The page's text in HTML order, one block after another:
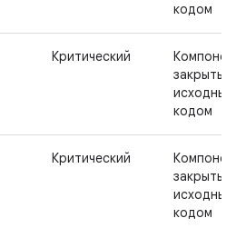
кодом
Критический
закрытым
исходным
кодом
Критический
закрытым
исходным
кодом